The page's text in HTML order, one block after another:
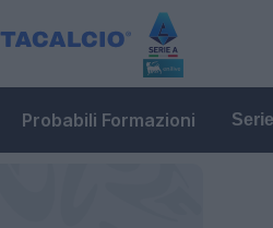
Probabili Formazioni